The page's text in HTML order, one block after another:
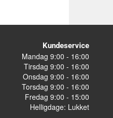
Kundeservice
Mandag 9:00 - 16:00
Tirsdag 9:00 - 16:00
Onsdag 9:00 - 16:00
Torsdag 9:00 - 16:00
Fredag 9:00 - 15:00
Helligdage: Lukket